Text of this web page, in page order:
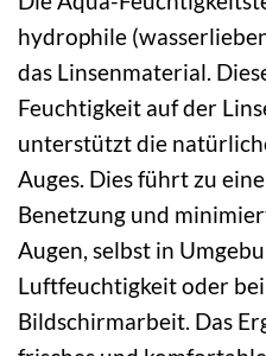
hydrophile
das Linsenmaterial.
Feuchtigkeit auf der
unterstützt die
Auges. Dies führt zu
Benetzung und
Augen, selbst in
Luftfeuchtigkeit oder
Bildschirmarbeit. Das